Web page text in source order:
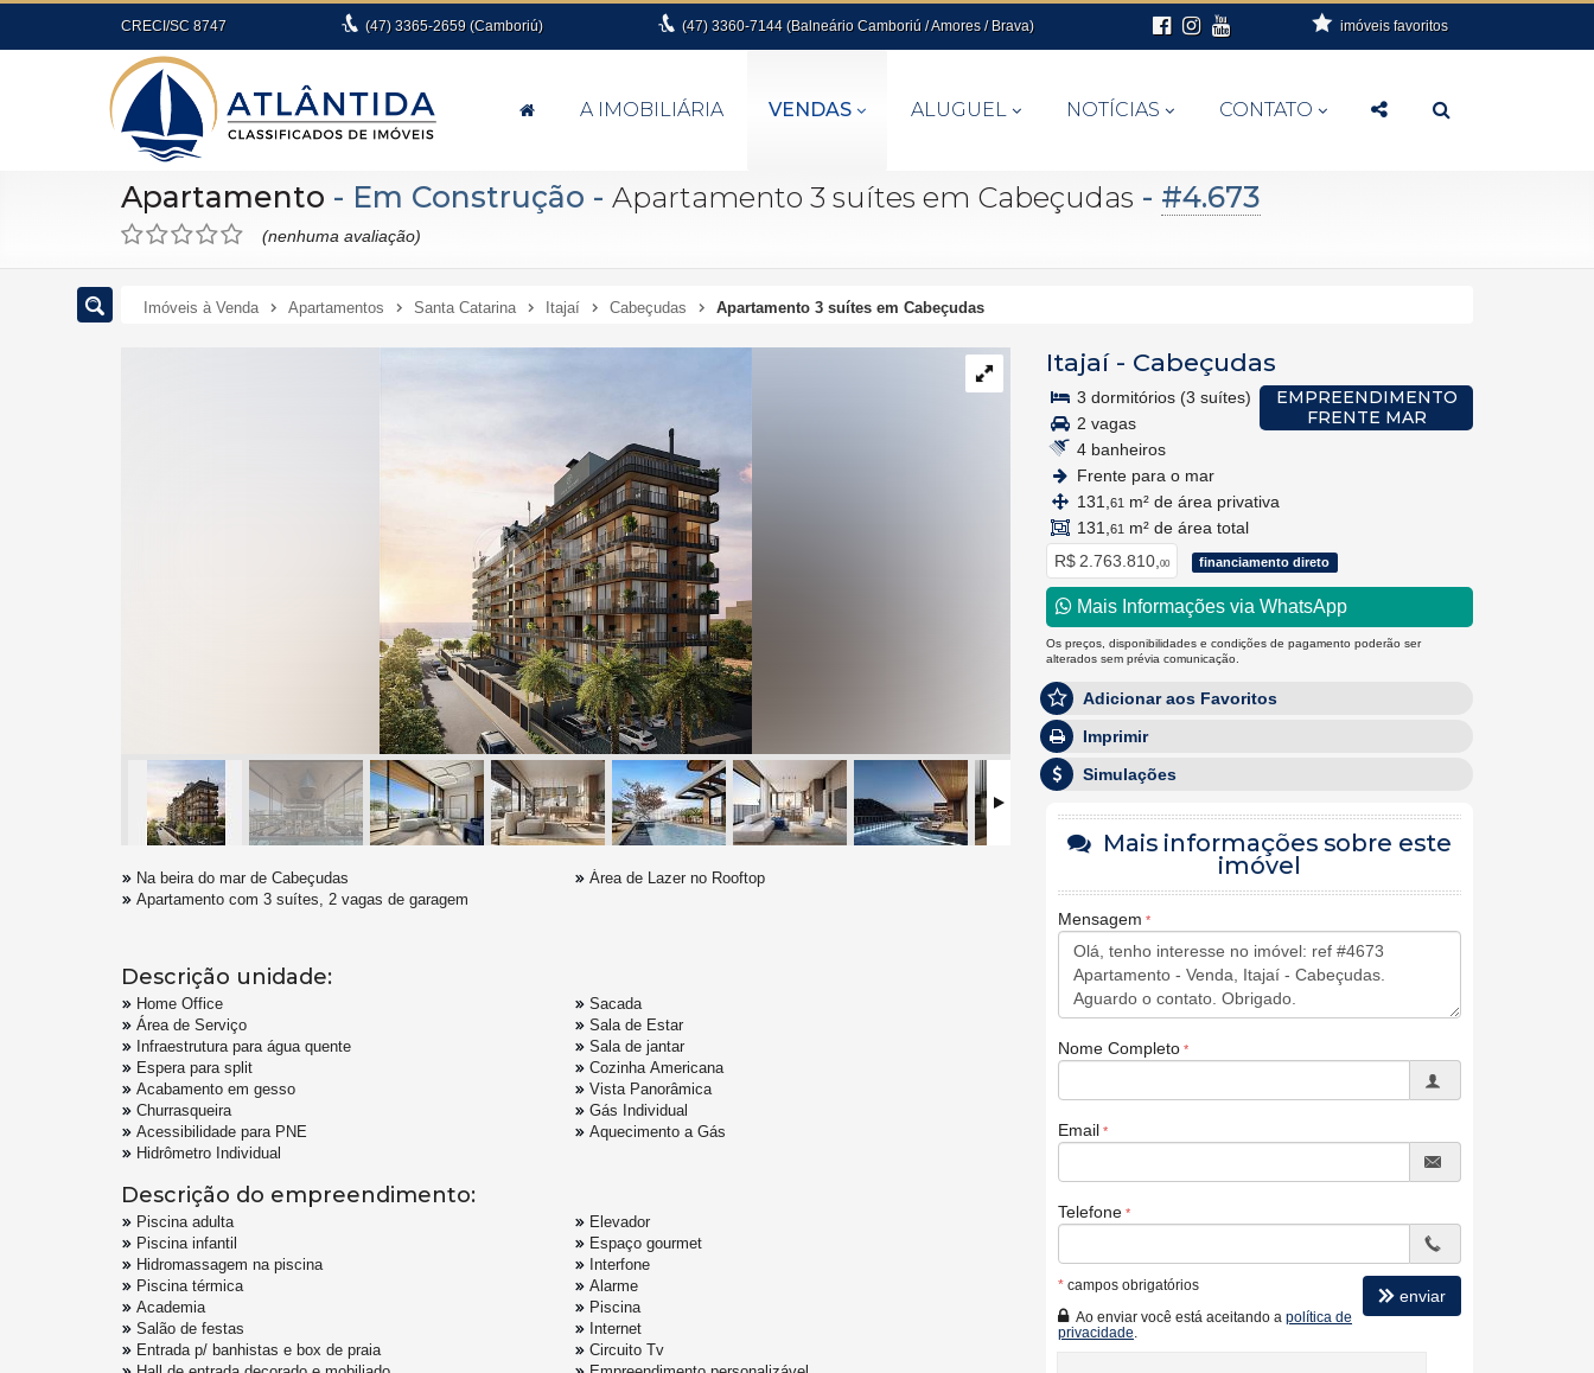
CRECI/SC 8747 (47) 3365-2659 (Camboriú) (47) 3360-7144 (Balneário Camboriú / Amores / Brava) imóveis favoritos
A IMOBILIÁRIA VENDAS ALUGUEL NOTÍCIAS CONTATO
Apartamento - Em Construção - Apartamento 3 suítes em Cabeçudas - #4.673
(nenhuma avaliação)
Imóveis à Venda Apartamentos Santa Catarina Itajaí Cabeçudas Apartamento 3 suítes em Cabeçudas
Na beira do mar de Cabeçudas
Apartamento com 3 suítes, 2 vagas de garagem
Área de Lazer no Rooftop
Descrição unidade:
Home Office
Área de Serviço
Infraestrutura para água quente
Espera para split
Acabamento em gesso
Churrasqueira
Acessibilidade para PNE
Hidrômetro Individual
Sacada
Sala de Estar
Sala de jantar
Cozinha Americana
Vista Panorâmica
Gás Individual
Aquecimento a Gás
Descrição do empreendimento:
Piscina adulta
Piscina infantil
Hidromassagem na piscina
Piscina térmica
Academia
Salão de festas
Entrada p/ banhistas e box de praia
Elevador
Espaço gourmet
Interfone
Alarme
Piscina
Internet
Circuito Tv
Itajaí- Cabeçudas
EMPREENDIMENTO
FRENTE MAR
3 dormitórios (3 suítes)
2 vagas
4 banheiros
Frente para o mar
131, 61 m² de área privativa
131, 61 m² de área total
R$ 2.763.810, 00 financiamento direto
Mais Informações via WhatsApp
Os preços, disponibilidades e condições de pagamento poderão ser
alterados sem prévia comunicação.
Adicionar aos Favoritos
Imprimir
Simulações
Mais informações sobre este
imóvel
Mensagem
Nome Completo
Email
Telefone
* campos obrigatórios
Ao enviar você está aceitando a política de
privacidade
enviar